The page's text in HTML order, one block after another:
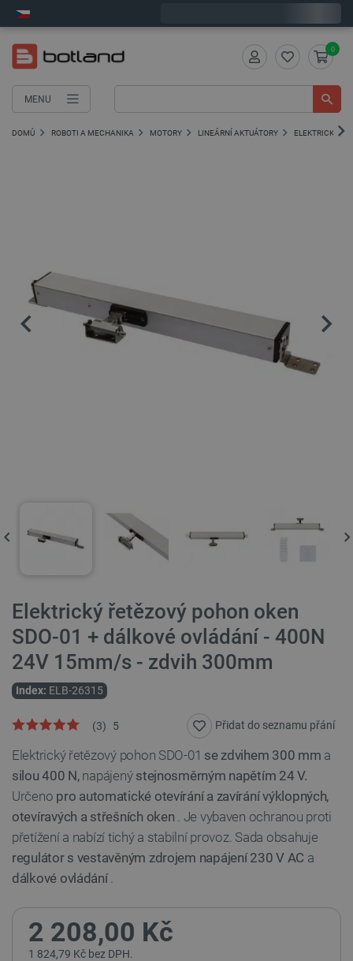
MENU
0
DOMŮ ROBOTI A MECHANIKA MOTORY LINEÁRNÍ AKTUÁTORY ELEKTRICKÉ
Elektrický řetězový pohon oken
SDO-01 + dálkové ovládání - 400N
24V 15mm/s - zdvih 300mm
Index: ELB-26315
5
(3) Přidat do seznamu přání
Elektrický řetězový pohon SDO-01 se zdvihem 300 mm a
silou 400 N,napájený stejnosměrným napětím 24 V.
Určeno pro automatické otevírání a zavírání výklopných,
otevíravých a střešních oken . Je vybaven ochranou proti
přetížení a nabízí tichý a stabilní provoz. Sada obsahuje
regulátor s vestavěným zdrojem napájení 230 V AC a
dálkové ovládání.
2 208,00 Kč
1 824,79 Kč bez DPH.